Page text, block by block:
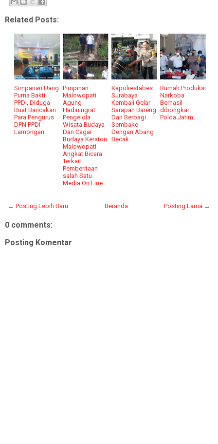
Related Posts:
Simpanan Uang
Purna Bakti
PPDI, Diduga
Buat Bancakan
Para Pengurus
DPN PPDI
Lamongan
Pimpinan
Malowopati
Agung
Hadiningrat
Pengelola
Wisata Budaya
Dan Cagar
Budaya Keraton
Malowopati
Angkat Bicara
Terkait
Pemberitaan
salah Satu
Media On Line
Kapolrestabes
Surabaya
Kembali Gelar
Sarapan Bareng
Dan Berbagi
Sembako
Dengan Abang
Becak
Rumah Produksi
Narkoba
Berhasil
dibongkar
Polda Jatim
← Posting Lebih Baru Posting Lama →
Beranda
0 comments:
Posting Komentar